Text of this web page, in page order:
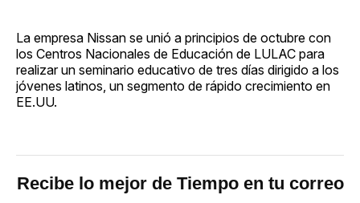
La empresa Nissan se unió a principios de octubre con
los Centros Nacionales de Educación de LULAC para
realizar un seminario educativo de tres días dirigido a los
jóvenes latinos, un segmento de rápido crecimiento en
EE.UU.
Recibe lo mejor de Tiempo en tu correo